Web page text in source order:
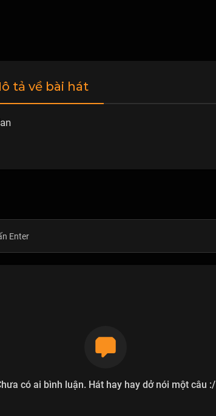
tả về bài hát
có ai bình luận. Hát hay hay dở nói một câu :/